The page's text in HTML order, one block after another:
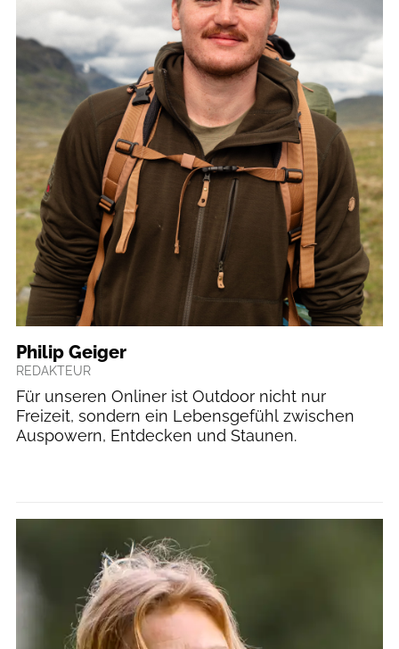
Philip Geiger
REDAKTEUR
Für unseren Onliner ist Outdoor nicht nur
Freizeit, sondern ein Lebensgefühl zwischen
Auspowern, Entdecken und Staunen.